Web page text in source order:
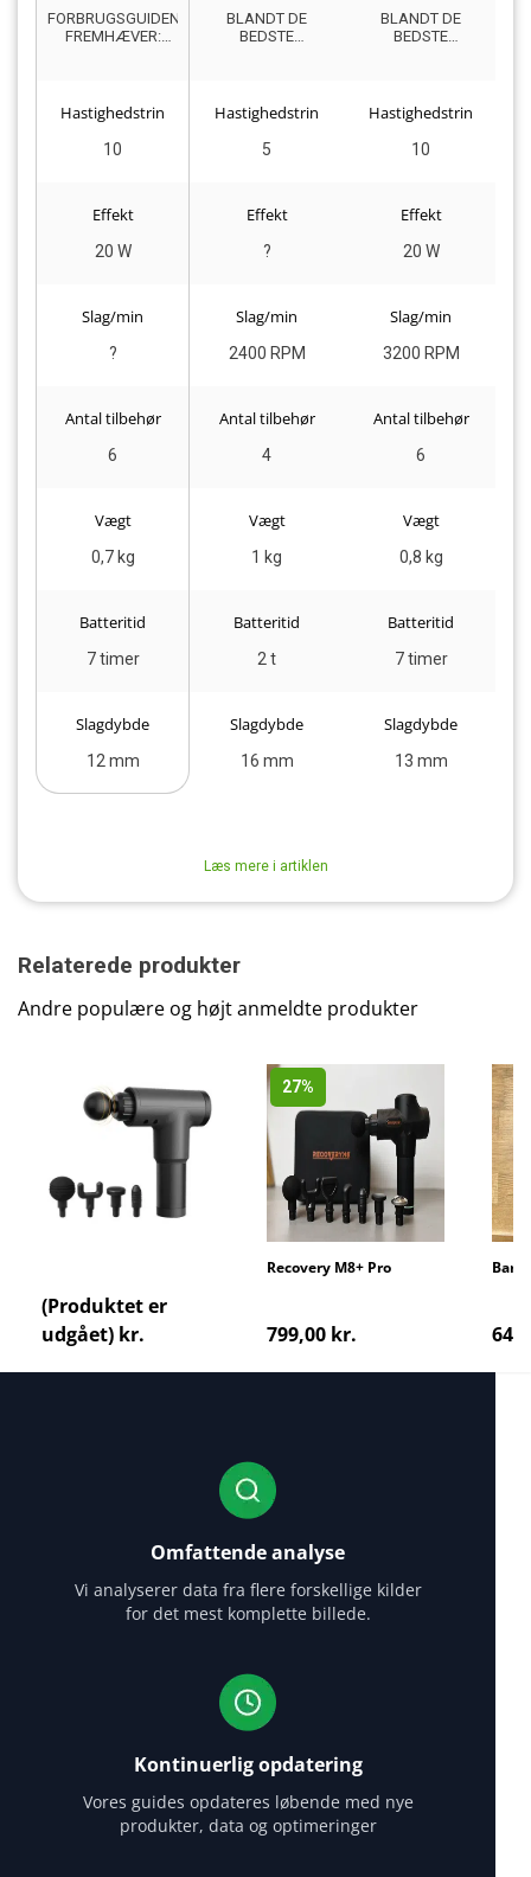
FORBRUGSGUIDEN
FREMHÆVER:
BLANDT DE
BEDSTE
BRUG
BLANDT DE
BEDSTE
Hastighedstrin
10
Hastighedstrin
5
Hastighedstrin
10
Effekt
20 W
Effekt
?
Effekt
20 W
Slag/min
?
Slag/min
2400 RPM
Slag/min
3200 RPM
Antal tilbehør
6
Antal tilbehør
4
Antal tilbehør
6
Vægt
0,7 kg
Vægt
1 kg
Vægt
0,8 kg
Batteritid
7 timer
Batteritid
2 t
Batteritid
7 timer
Slagdybde
12 mm
Slagdybde
16 mm
Slagdybde
13 mm
Læs mere i artiklen
Relaterede produkter
Andre populære og højt anmeldte produkter
Massagepistol
(Produktet er
udgået) kr.
27%
Recovery M8+ Pro
799,00 kr.
Omfattende analyse
Vi analyserer data fra flere forskellige kilder
for det mest komplette billede.
Kontinuerlig opdatering
Vores guides opdateres løbende med nye
produkter, data og optimeringer